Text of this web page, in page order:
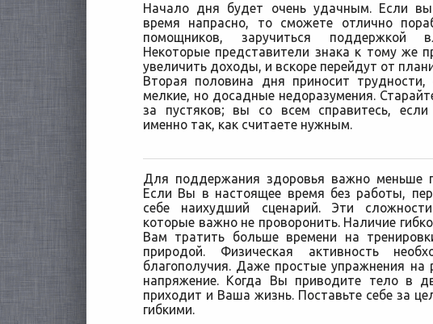
Начало дня будет очень удачным. Если вы
время напрасно, то сможете отлично
помощников, заручиться поддержкой
Некоторые представители знака к тому же
увеличить доходы, и вскоре перейдут от
Вторая половина дня приносит
мелкие, но досадные недоразумения.
за пустяков; вы со всем справитесь, если
именно так, как считаете нужным.
Для поддержания здоровья важно меньше
Если Вы в настоящее время без работы,
себе наихудший сценарий. Эти
которые важно не проворонить. Наличие
Вам тратить больше времени на
природой. Физическая активность
благополучия. Даже простые упражнения на
напряжение. Когда Вы приводите тело в
приходит и Ваша жизнь. Поставьте себе за
гибкими.